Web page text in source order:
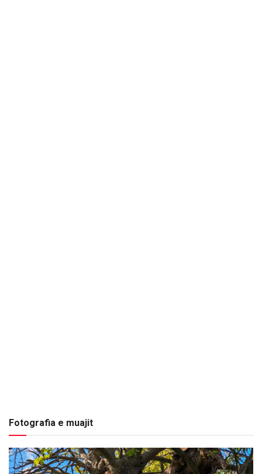
Fotografia e muajit